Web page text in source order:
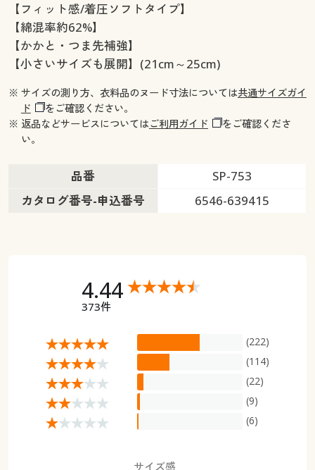
【フィット感/着圧ソフトタイプ】
【綿混率約62%】
【かかと・つま先補強】
【小さいサイズも展開】(21cm～25cm)
※ サイズの測り方、衣料品のヌード寸法については共通サイズガイ
ド
をご確認ください。
※ 返品などサービスについてはご利用ガイド
をご確認くださ
い。
品番
SP-753
カタログ番号-申込番号
6546-639415
4.44
373件
(222)
(114)
(22)
(9)
(6)
サイズ感